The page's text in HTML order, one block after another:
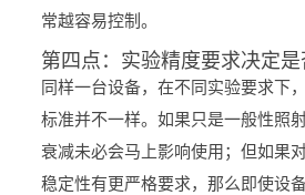
常越容易控制。
第四点：实验精度要求决定
同样一台设备，在不同实验要求下
标准并不一样。如果只是一般性照
衰减未必会马上影响使用；但如果
稳定性有更严格要求，那么即使设